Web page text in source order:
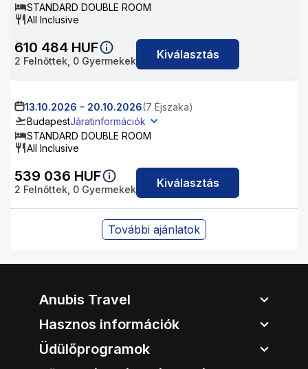
STANDARD DOUBLE ROOM
All Inclusive
610 484 HUF
2 Felnőttek, 0 Gyermekek Kiválasztás
13.10.2026 - 20.10.2026(7 Éjszaka)
BudapestJáratinformációk
STANDARD DOUBLE ROOM
All Inclusive
539 036 HUF
2 Felnőttek, 0 Gyermekek Kiválasztás
További ajánlatok
Anubis Travel
Hasznos információk
Üdülőprogramok